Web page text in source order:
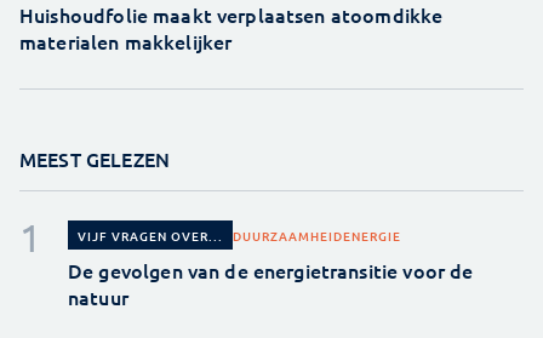
Huishoudfolie maakt verplaatsen atoomdikke
materialen makkelijker
MEEST GELEZEN
VIJF VRAGEN OVER... DUURZAAMHEIDENERGIE
De gevolgen van de energietransitie voor de
natuur